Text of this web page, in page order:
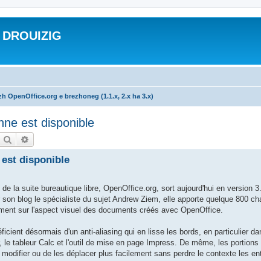
OpenOffice.org e brezhoneg (1.1.x, 2.x ha 3.x)
est disponible
Rechercher
disponible
la suite bureautique libre, OpenOffice.org, sort aujourd'hui en version
blog le spécialiste du sujet Andrew Ziem, elle apporte quelque 800
sur l'aspect visuel des documents créés avec OpenOffice.
désormais d'un anti-aliasing qui en lisse les bords, en particulier
tableur Calc et l'outil de mise en page Impress. De même, les
ou de les déplacer plus facilement sans perdre le contexte les